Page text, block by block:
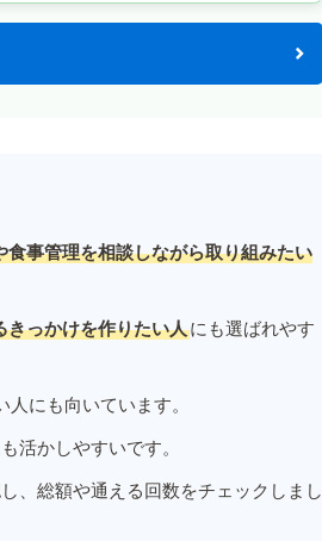
食事管理を相談しながら取り組みたい
きっかけを作りたい人にも選ばれやす
にも向いています。
活かしやすいです。
、総額や通える回数をチェックしまし